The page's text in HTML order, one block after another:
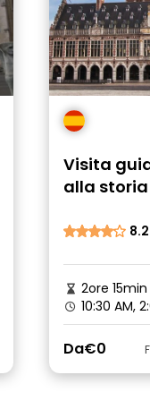
Visita
alla
8.2
2ore 15min
10:30 AM,
Da€0